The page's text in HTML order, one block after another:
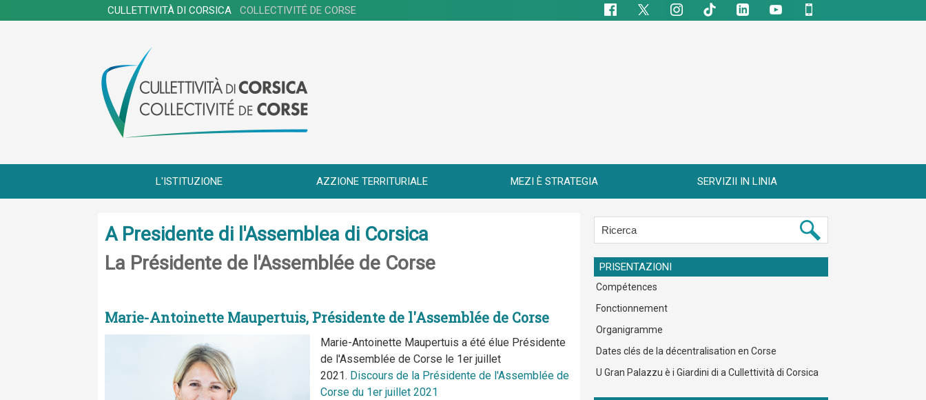
CULLETTIVITÀ DI CORSICA COLLECTIVITÉ DE CORSE
L'ISTITUZIONE AZZIONE TERRITURIALE MEZI È STRATEGIA SERVIZII IN LINIA
A Presidente di l'Assemblea di Corsica
La Présidente de l'Assemblée de Corse
Marie-Antoinette Maupertuis, Présidente de l'Assemblée de Corse
Marie-Antoinette Maupertuis a été élue Présidente
de l'Assemblée de Corse le 1er juillet
2021. Discours de la Présidente de l'Assemblée de
Corse du 1er juillet 2021
PRISENTAZIONI
Compétences
Fonctionnement
Organigramme
Dates clés de la décentralisation en Corse
U Gran Palazzu è i Giardini di a Cullettività di Corsica